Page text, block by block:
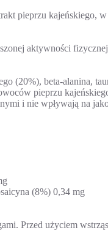
pieprzu kajeńskiego,
aktywności
(20%), beta-alanina,
pieprzu
i nie wpływają na
(8%) 0,34 mg
Przed użyciem